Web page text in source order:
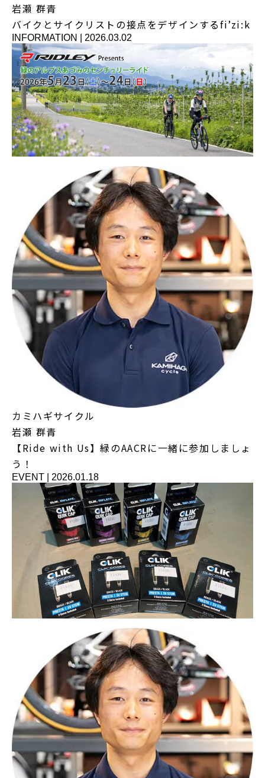
岩瀬 群青
バイクとサイクリストの接点をデザインするfi’zi:k
INFORMATION 2026.03.02
カミハギサイクル
岩瀬 群青
【Ride with Us】緑のAACRに一緒に参加しましょ
う！
EVENT 2026.01.18